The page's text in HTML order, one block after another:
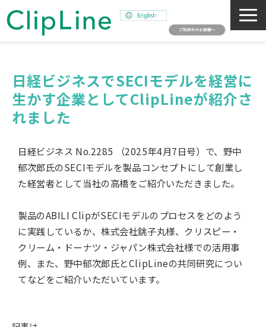
事業紹介
ミッション
採用情報
SNAPSHOT
日経ビジネスでSECIモデルを経営に
生かす企業としてClipLineが紹介さ
れました
日経ビジネス No.2285 （2025年4月7日号）で、野中
郁次郎氏のSECIモデルを製品コンセプトにして創業し
た経営者として当社の高橋をご紹介いただきました。
製品のABILI ClipがSECIモデルのプロセスをどのよう
に実践しているか、株式会社銚子丸様、クリスピー・
クリーム・ドーナツ・ジャパン株式会社様での活用事
例、また、野中郁次郎氏とClipLineの共同研究につい
てなどをご紹介いただいています。